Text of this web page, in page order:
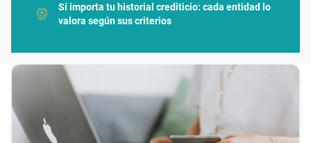
Sí importa tu historial crediticio: cada entidad lo
valora según sus criterios